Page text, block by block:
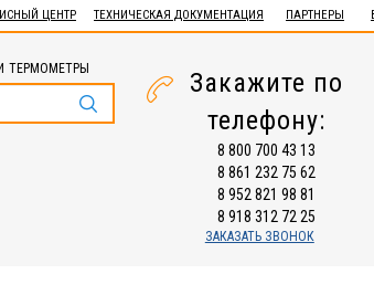
ЦЕНТР ТЕХНИЧЕСКАЯ ДОКУМЕНТАЦИЯ ПАРТНЕРЫ
ТЕРМОМЕТРЫ
Закажите по
телефону:
8 800 700 43 13
8 861 232 75 62
8 952 821 98 81
8 918 312 72 25
ЗАКАЗАТЬ ЗВОНОК